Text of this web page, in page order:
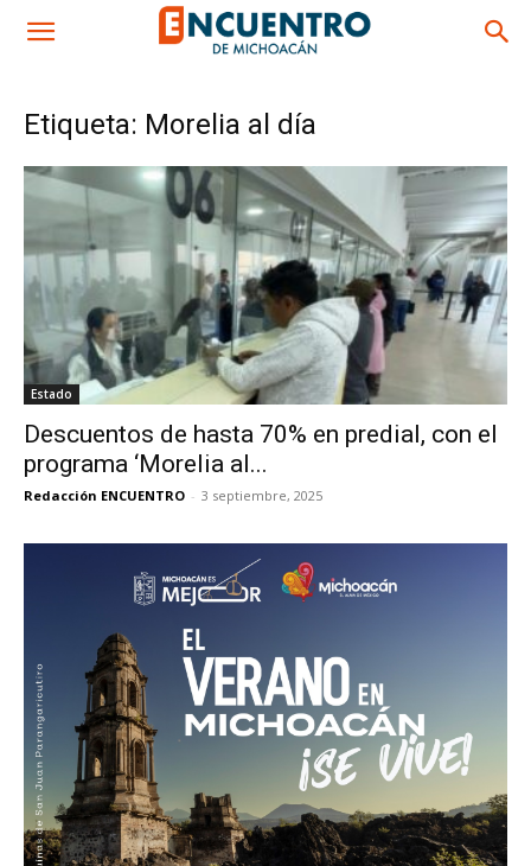
Etiqueta: Morelia al día
Estado
Descuentos de hasta 70% en predial, con el
programa ‘Morelia al...
Redacción ENCUENTRO - 3 septiembre, 2025